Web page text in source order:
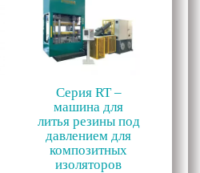
Серия RT –
машина для
литья резины под
давлением для
композитных
изоляторов